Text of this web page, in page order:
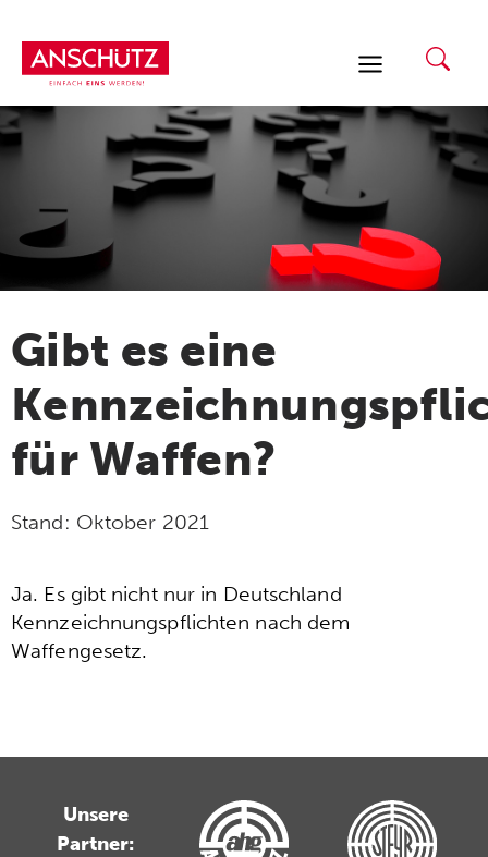
Inhalt
springen
Gibt es eine
für Waffen?
Stand: Oktober 2021
Ja. Es gibt nicht nur in Deutschland
Kennzeichnungspflichten nach dem
Waffengesetz.
Unsere
Partner: